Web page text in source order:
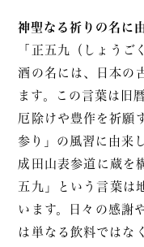
神聖なる祈りの名に
「正五九（しょうご
酒の名には、日本の
ます。この言葉は旧
厄除けや豊作を祈願
参り」の風習に由来
成田山表参道に蔵を
五九」という言葉は
います。日々の感謝
は単なる飲料ではな